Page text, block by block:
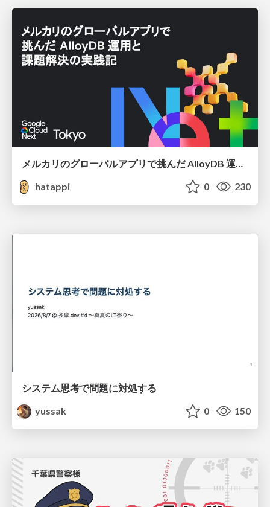
hatappi
0 230
システム思考で問題に対処する
yussak
0 150